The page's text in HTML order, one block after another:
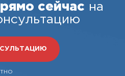
сейчас на